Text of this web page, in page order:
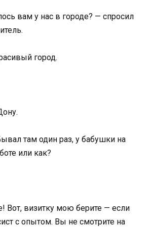
вам у нас в городе? — спросил
город.
там один раз, у бабушки на
или как?
Вот, визитку мою берите — если
с опытом. Вы не смотрите на